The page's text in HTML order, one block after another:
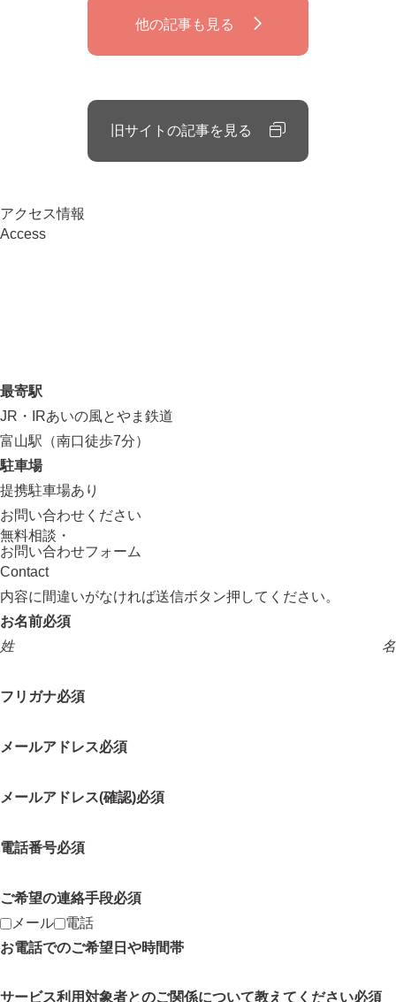
他の記事も見る
旧サイトの記事を見る
アクセス情報
Access
最寄駅
JR・IRあいの風とやま鉄道
富山駅（南口徒歩7分）
駐車場
提携駐車場あり
お問い合わせください
無料相談・
お問い合わせフォーム
Contact
内容に間違いがなければ送信ボタン押してください。
お名前必須
姓
名
フリガナ必須
メールアドレス必須
メールアドレス(確認)必須
電話番号必須
ご希望の連絡手段必須
メール
電話
お電話でのご希望日や時間帯
サービス利用対象者とのご関係について教えてください必須